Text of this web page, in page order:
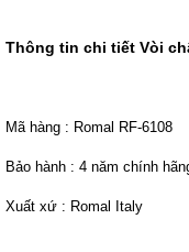
Thông tin chi tiết Vòi
Mã hàng : Romal RF-6108
Bảo hành : 4 năm chính
Xuất xứ : Romal Italy